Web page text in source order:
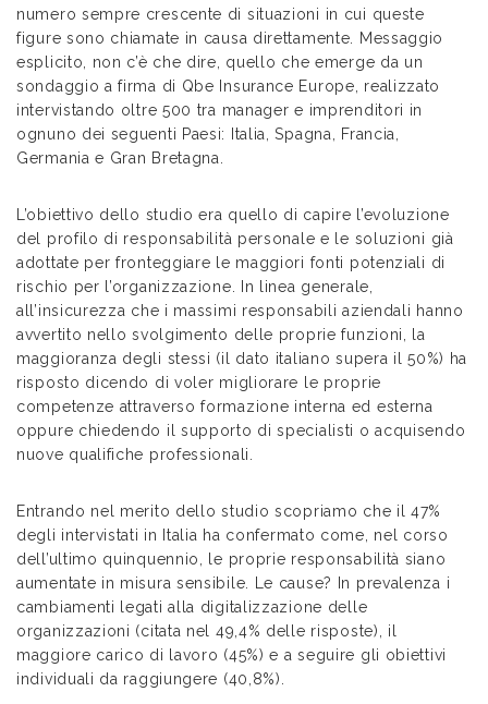
numero sempre crescente di situazioni in cui queste
figure sono chiamate in causa direttamente. Messaggio
esplicito, non c’è che dire, quello che emerge da un
sondaggio a firma di Qbe Insurance Europe, realizzato
intervistando oltre 500 tra manager e imprenditori in
ognuno dei seguenti Paesi: Italia, Spagna, Francia,
Germania e Gran Bretagna.
L’obiettivo dello studio era quello di capire l’evoluzione
del profilo di responsabilità personale e le soluzioni già
adottate per fronteggiare le maggiori fonti potenziali di
rischio per l’organizzazione. In linea generale,
all’insicurezza che i massimi responsabili aziendali hanno
avvertito nello svolgimento delle proprie funzioni, la
maggioranza degli stessi (il dato italiano supera il 50%) ha
risposto dicendo di voler migliorare le proprie
competenze attraverso formazione interna ed esterna
oppure chiedendo il supporto di specialisti o acquisendo
nuove qualifiche professionali.
Entrando nel merito dello studio scopriamo che il 47%
degli intervistati in Italia ha confermato come, nel corso
dell’ultimo quinquennio, le proprie responsabilità siano
aumentate in misura sensibile. Le cause? In prevalenza i
cambiamenti legati alla digitalizzazione delle
organizzazioni (citata nel 49,4% delle risposte), il
maggiore carico di lavoro (45%) e a seguire gli obiettivi
individuali da raggiungere (40,8%).